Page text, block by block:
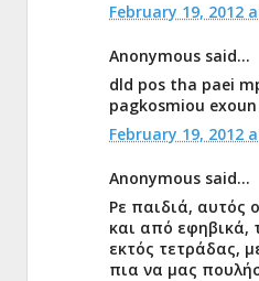
February 19, 2012
Anonymous said...
dld pos tha paei
pagkosmiou
February 19, 2012
Anonymous said...
Ρε παιδιά, αυτός
και από εφηβικά,
εκτός τετράδας,
πια να μας